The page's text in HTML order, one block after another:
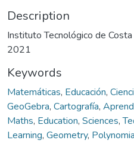
Description
Instituto Tecnológico de
2021
Keywords
Matemáticas, Educación,
GeoGebra, Cartografía,
Maths, Education, Sciences,
Learning, Geometry,